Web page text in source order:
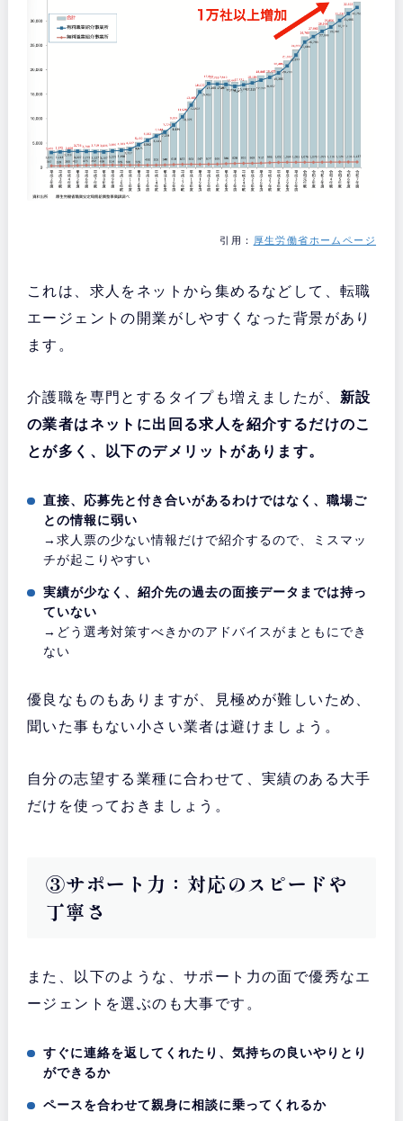
引用： 厚生労働省ホームページ
これは、求人をネットから集めるなどして、転職
エージェントの開業がしやすくなった背景があり
ます。
介護職を専門とするタイプも増えましたが、 新設
の業者はネットに出回る求人を紹介するだけのこ
とが多く、以下のデメリットがあります。
直接、応募先と付き合いがあるわけではなく、職場ご
との情報に弱い
→求人票の少ない情報だけで紹介するので、ミスマッ
チが起こりやすい
実績が少なく、紹介先の過去の面接データまでは持っ
ていない
→どう選考対策すべきかのアドバイスがまともにでき
ない
優良なものもありますが、見極めが難しいため、
聞いた事もない小さい業者は避けましょう。
自分の志望する業種に合わせて、実績のある大手
だけを使っておきましょう。
③サポート力：対応のスピードや
丁寧さ
また、以下のような、サポート力の面で優秀なエ
ージェントを選ぶのも大事です。
すぐに連絡を返してくれたり、気持ちの良いやりとり
ができるか
ペースを合わせて親身に相談に乗ってくれるか